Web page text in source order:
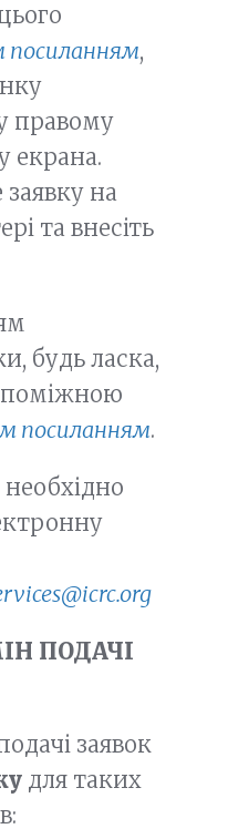
посиланням,
правому
екрана.
на
та внесіть
будь ласка,
посиланням.
ПОДАЧІ
заявок
для таких